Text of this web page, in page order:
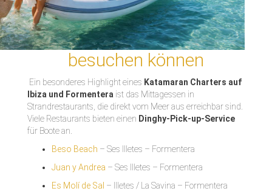
besuchen können
Ein besonderes Highlight eines Katamaran Charters auf
Ibiza und Formentera ist das Mittagessen in
Strandrestaurants, die direkt vom Meer aus erreichbar sind.
Viele Restaurants bieten einen Dinghy-Pick-up-Service
für Boote an.
Beso Beach – Ses Illetes – Formentera
Juan y Andrea – Ses Illetes – Formentera
Es Molí de Sal – Illetes / La Savina – Formentera